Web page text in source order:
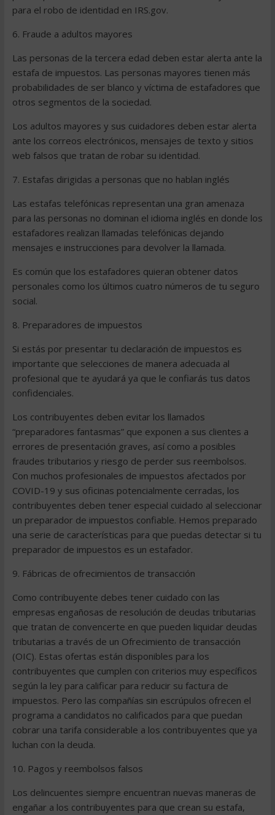
para el robo de identidad en IRS.gov.
6. Fraude a adultos mayores
Las personas de la tercera edad deben estar alerta ante la
estafa de impuestos. Las personas mayores tienen más
probabilidades de ser blanco y víctima de estafadores que
otros segmentos de la sociedad.
Los adultos mayores y sus cuidadores deben estar alerta
ante los correos electrónicos, mensajes de texto y sitios
web falsos que tratan de robar su identidad.
7. Estafas dirigidas a personas que no hablan inglés
Las estafas telefónicas representan una gran amenaza
para las personas no dominan el idioma inglés en donde los
estafadores realizan llamadas telefónicas dejando
mensajes e instrucciones para devolver la llamada.
Es común que los estafadores quieran obtener datos
personales como los últimos cuatro números de tu seguro
social.
8. Preparadores de impuestos
Si estás por presentar tu declaración de impuestos es
importante que selecciones de manera adecuada al
profesional que te ayudará ya que le confiarás tus datos
confidenciales.
Los contribuyentes deben evitar los llamados
“preparadores fantasmas” que exponen a sus clientes a
errores de presentación graves, así como a posibles
fraudes tributarios y riesgo de perder sus reembolsos.
Con muchos profesionales de impuestos afectados por
COVID-19 y sus oficinas potencialmente cerradas, los
contribuyentes deben tener especial cuidado al seleccionar
un preparador de impuestos confiable. Hemos preparado
una serie de características para que puedas detectar si tu
preparador de impuestos es un estafador.
9. Fábricas de ofrecimientos de transacción
Como contribuyente debes tener cuidado con las
empresas engañosas de resolución de deudas tributarias
que tratan de convencerte en que pueden liquidar deudas
tributarias a través de un Ofrecimiento de transacción
(OIC). Estas ofertas están disponibles para los
contribuyentes que cumplen con criterios muy específicos
según la ley para calificar para reducir su factura de
impuestos. Pero las compañías sin escrúpulos ofrecen el
programa a candidatos no calificados para que puedan
cobrar una tarifa considerable a los contribuyentes que ya
luchan con la deuda.
10. Pagos y reembolsos falsos
Los delincuentes siempre encuentran nuevas maneras de
engañar a los contribuyentes para que crean su estafa,